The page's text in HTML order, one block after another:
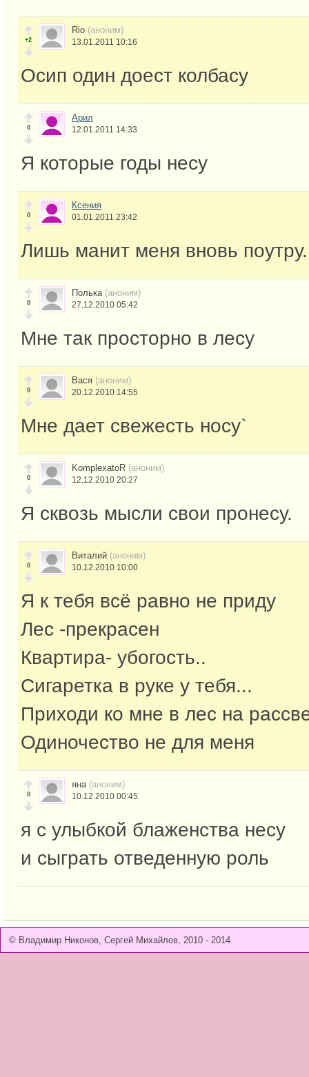
+2
Rio (аноним)
13.01.2011 10:16
Осип один доест колбасу
0
Арил
12.01.2011 14:33
Я которые годы несу
0
Ксения
01.01.2011 23:42
Лишь манит меня вновь поутру.
0
Полька (аноним)
27.12.2010 05:42
Мне так просторно в лесу
0
Вася (аноним)
20.12.2010 14:55
Мне дает свежесть носу`
0
KomplexatoR (аноним)
12.12.2010 20:27
Я сквозь мысли свои пронесу.
0
Виталий (аноним)
10.12.2010 10:00
Я к тебя всё равно не приду
Лес -прекрасен
Квартира- убогость..
Сигаретка в руке у тебя...
Приходи ко мне в лес на
Одиночество не для меня
0
яна (аноним)
10.12.2010 00:45
я с улыбкой блаженства несу
и сыграть отведенную роль
© Владимир Никонов, Сергей Михайлов, 2010 - 2014